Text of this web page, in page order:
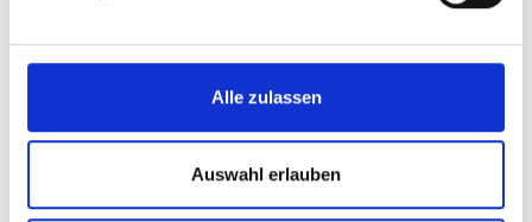
Alle zulassen
Auswahl erlauben